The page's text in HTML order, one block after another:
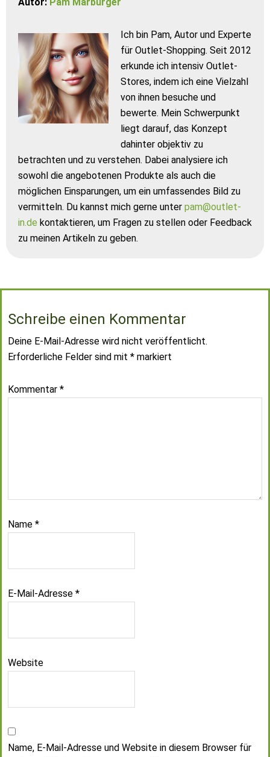
Ich bin Pam, Autor und Experte
für Outlet-Shopping. Seit 2012
erkunde ich intensiv Outlet-
Stores, indem ich eine Vielzahl
von ihnen besuche und
bewerte. Mein Schwerpunkt
liegt darauf, das Konzept
dahinter objektiv zu
betrachten und zu verstehen. Dabei analysiere ich
sowohl die angebotenen Produkte als auch die
möglichen Einsparungen, um ein umfassendes Bild zu
vermitteln. Du kannst mich gerne unter pam@outlet-
in.de kontaktieren, um Fragen zu stellen oder Feedback
zu meinen Artikeln zu geben.
Schreibe einen Kommentar
Deine E-Mail-Adresse wird nicht veröffentlicht.
Erforderliche Felder sind mit * markiert
Kommentar *
Name *
E-Mail-Adresse *
Website
Name, E-Mail-Adresse und Website in diesem Browser für